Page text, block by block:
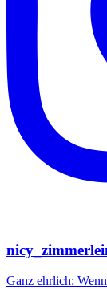
Ganz ehrlich: